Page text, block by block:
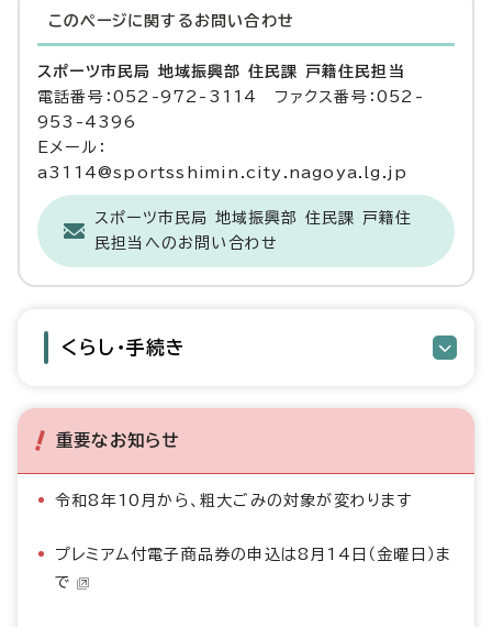
このページに関する お問い合わせ
スポーツ市民局 地域振興部 住民課 戸籍住民担当
電話番号：052-972-3114 ファクス番号：052-
953-4396
Eメール：
a3114@sportsshimin.city.nagoya.lg.jp
スポーツ市民局 地域振興部 住民課 戸籍住
民担当へのお問い合わせ
くらし・手続き
重要なお知らせ
令和8年10月から、粗大ごみの対象が変わります
プレミアム付電子商品券の申込は8月14日（金曜日）ま
で